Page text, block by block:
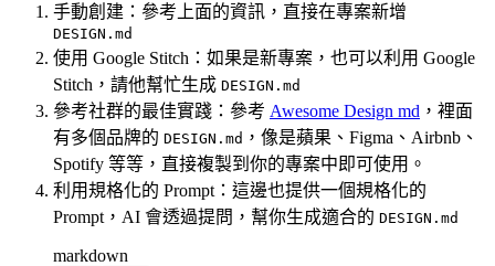
手動創建：參考上面的資訊，直接在專案新增
DESIGN.md
使用 Google Stitch：如果是新專案，也可以利用 Google
Stitch，請他幫忙生成 DESIGN.md
參考社群的最佳實踐：參考 Awesome Design md ，裡面
有多個品牌的 DESIGN.md ，像是蘋果、Figma、Airbnb、
Spotify 等等，直接複製到你的專案中即可使用。
利用規格化的 Prompt：這邊也提供一個規格化的
Prompt，AI 會透過提問，幫你生成適合的 DESIGN.md
markdown